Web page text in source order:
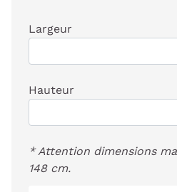
Largeur
Hauteur
* Attention dimensions
148 cm.